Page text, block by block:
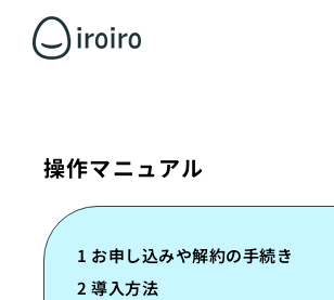
操作マニュアル
1 お申し込みや解約の手続き
2 導入方法